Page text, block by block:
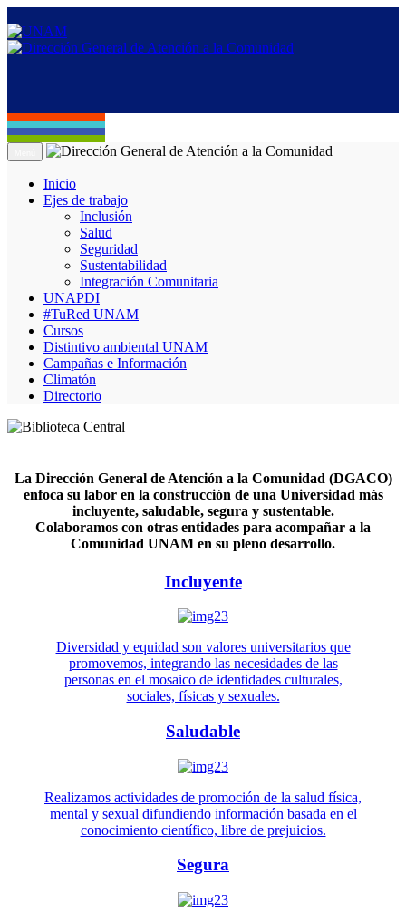
Inicio
Ejes de trabajo
Inclusión
Salud
Seguridad
Sustentabilidad
Integración Comunitaria
UNAPDI
#TuRed UNAM
Cursos
Distintivo ambiental UNAM
Campañas e Información
Climatón
Directorio
La Dirección General de Atención a la Comunidad (DGACO)
enfoca su labor en la construcción de una Universidad más
incluyente, saludable, segura y sustentable.
Colaboramos con otras entidades para acompañar a la
Comunidad UNAM en su pleno desarrollo.
Incluyente
Diversidad y equidad son valores universitarios que
promovemos, integrando las necesidades de las
personas en el mosaico de identidades culturales,
sociales, físicas y sexuales.
Saludable
Realizamos actividades de promoción de la salud física,
mental y sexual difundiendo información basada en el
conocimiento científico, libre de prejuicios.
Segura